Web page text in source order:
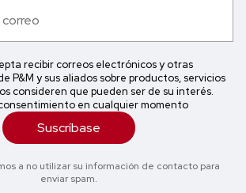
recibir correos electrónicos y otras
P&M y sus aliados sobre productos, servicios
consideren que pueden ser de su interés.
en cualquier momento
Suscríbase
a no utilizar su información de contacto para
enviar spam.